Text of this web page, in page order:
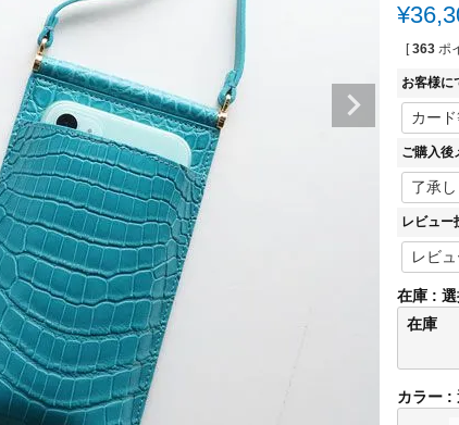
¥
[ 363 ポ
お客様に
ご購入後
レビュー
在庫
在庫
カラー